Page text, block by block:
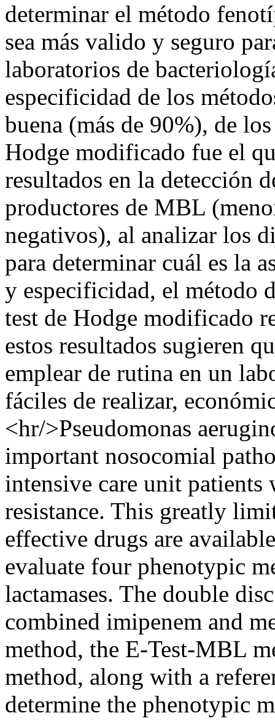
determinar el método
sea más valido y seguro
laboratorios de
especificidad de los
buena (más de 90%), de
Hodge modificado fue el
resultados en la detección
productores de MBL
negativos), al analizar los
para determinar cuál es la
y especificidad, el método
test de Hodge modificado
estos resultados sugieren
emplear de rutina en un
fáciles de realizar,
<hr/>Pseudomonas
important nosocomial
intensive care unit
resistance. This greatly
effective drugs are
evaluate four phenotypic
lactamases. The double
combined imipenem and
method, the E-Test-MBL
method, along with a
determine the phenotypic